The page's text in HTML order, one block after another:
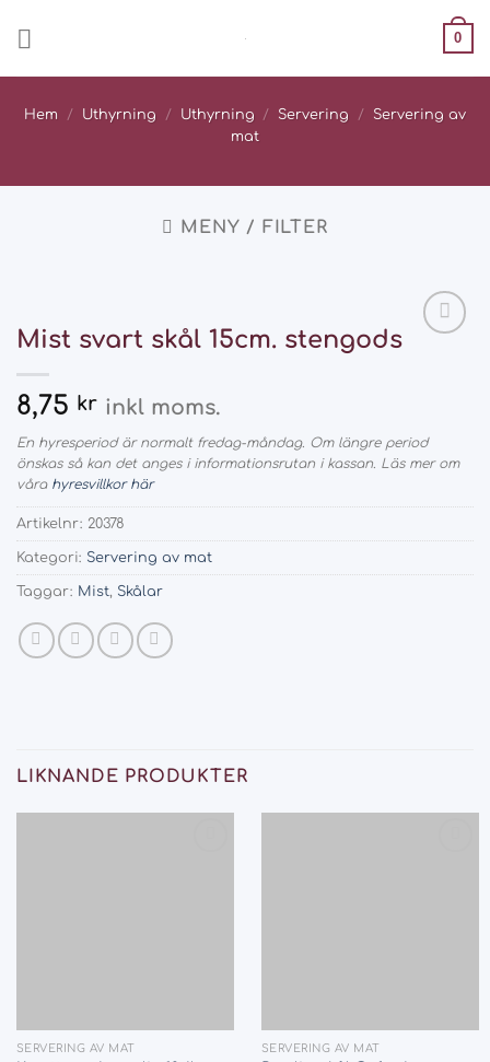
0
Hem / Uthyrning / Uthyrning / Servering /
Servering av
mat
MENY / FILTER
Mist svart skål 15cm. stengods
8,75 kr inkl moms.
En hyresperiod är normalt fredag-måndag. Om längre period
önskas så kan det anges i informationsrutan i kassan. Läs mer om
våra hyresvillkor här
Artikelnr: 20378
Kategori: Servering av mat
Taggar: Mist, Skålar
LIKNANDE PRODUKTER
SERVERING AV MAT SERVERING AV MAT